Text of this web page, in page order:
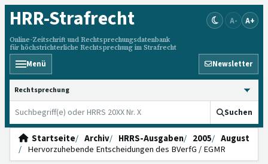
HRR-Strafrecht
Online-Zeitschrift und Rechtsprechungsdatenbank
für höchstrichterliche Rechtsprechung im Strafrecht
A- A+
Menü Newsletter
HRRS durchsuchen
Suchen
Startseite Archiv HRRS-Ausgaben 2005
August
Hervorzuhebende Entscheidungen des BVerfG / EGMR